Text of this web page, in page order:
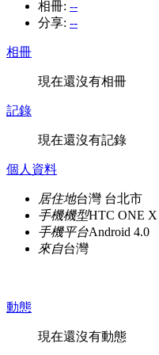
相冊: --
分享: --
相冊
現在還沒有相冊
記錄
現在還沒有記錄
個人資料
居住地台灣 台北市
手機機型HTC ONE X
手機平台Android 4.0
來自台灣
動態
現在還沒有動態